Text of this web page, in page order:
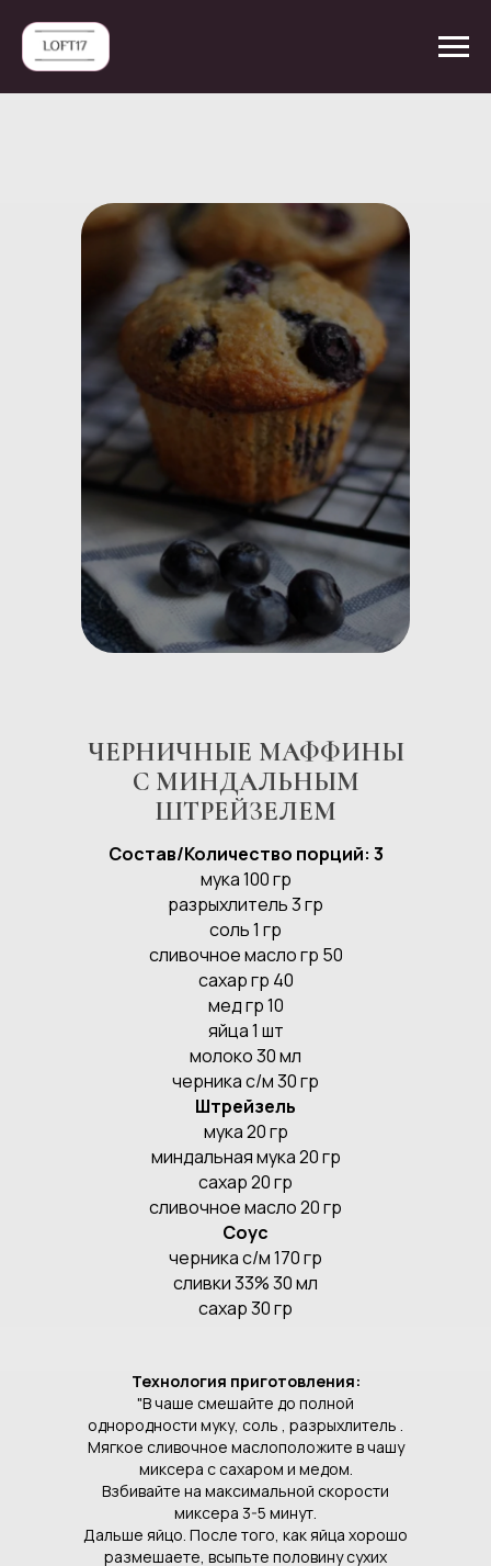
ЧЕРНИЧНЫЕ МАФФИНЫ
С МИНДАЛЬНЫМ
ШТРЕЙЗЕЛЕМ
Состав/Количество порций: 3
мука 100 гр
разрыхлитель 3 гр
соль 1 гр
сливочное масло гр 50
сахар гр 40
мед гр 10
яйца 1 шт
молоко 30 мл
черника с/м 30 гр
Штрейзель
мука 20 гр
миндальная мука 20 гр
сахар 20 гр
сливочное масло 20 гр
Соус
черника с/м 170 гр
сливки 33% 30 мл
сахар 30 гр
Технология приготовления:
"В чаше смешайте до полной
однородности муку, соль , разрыхлитель .
Мягкое сливочное маслоположите в чашу
миксера с сахаром и медом.
Взбивайте на максимальной скорости
миксера 3-5 минут.
Дальше яйцо. После того, как яйца хорошо
размешаете, всыпьте половину сухих